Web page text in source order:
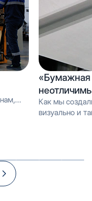
«Бумажная
Как мы
визуально и тактильно неотличимое от